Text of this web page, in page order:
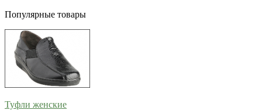
Популярные товары
Туфли женские